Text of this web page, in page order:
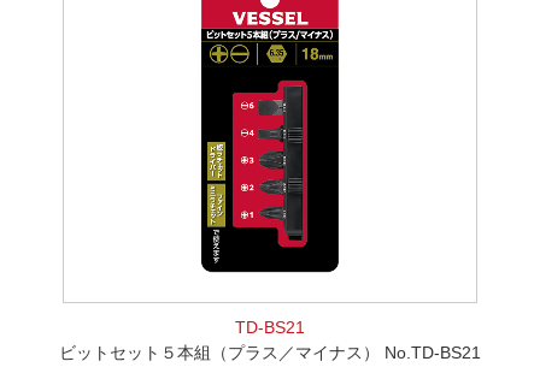
TD-BS21
ビットセット５本組（プラス／マイナス） No.TD-BS21